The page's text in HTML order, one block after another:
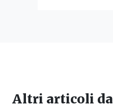
Altri articoli da